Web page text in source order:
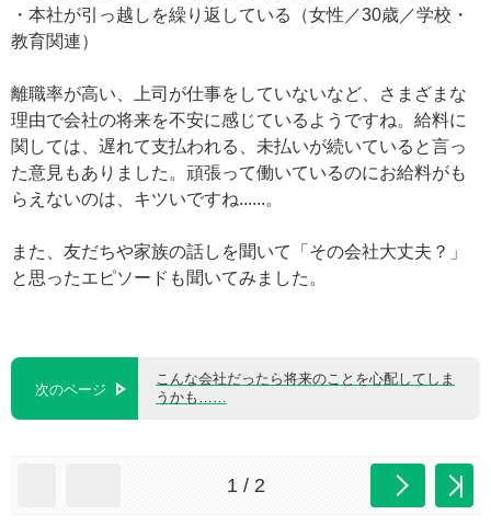
・本社が引っ越しを繰り返している（女性／30歳／学校・
教育関連）
離職率が高い、上司が仕事をしていないなど、さまざまな
理由で会社の将来を不安に感じているようですね。給料に
関しては、遅れて支払われる、未払いが続いていると言っ
た意見もありました。頑張って働いているのにお給料がも
らえないのは、キツいですね......。
また、友だちや家族の話しを聞いて「その会社大丈夫？」
と思ったエピソードも聞いてみました。
次のページ
こんな会社だったら将来のことを心配してしま
うかも……
1 / 2